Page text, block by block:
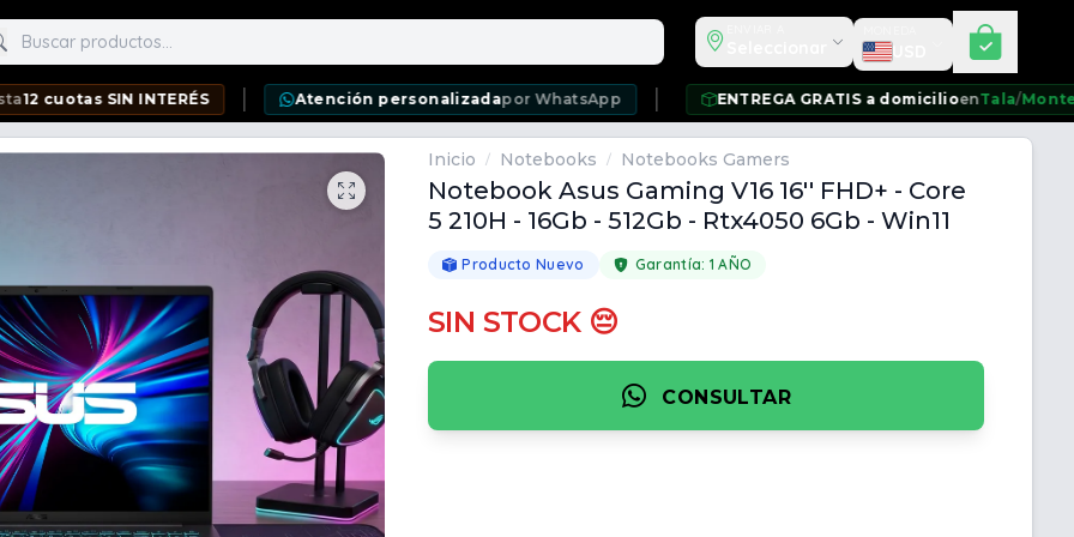
productos Seleccionar moneda
USD
SIN INTERÉS Atención personalizadapor WhatsApp ENTREGA GRATIS a domicilio enTala/ Montevideo/
Inicio / Notebooks / Notebooks Gamers
Notebook Asus Gaming V16 16'' FHD+ - Core
5 210H - 16Gb - 512Gb - Rtx4050 6Gb - Win11
Producto Nuevo Garantía: 1 AÑO
SIN STOCK 😔
CONSULTAR